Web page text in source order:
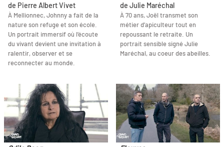
de Pierre Albert Vivet
À Mellionnec, Johnny a fait de la
nature son refuge et son école.
Un portrait immersif où l’écoute
du vivant devient une invitation à
ralentir, observer et se
reconnecter au monde.
de Julie Maréchal
À 70 ans, Joël transmet son
métier d’apiculteur tout en
repoussant le retraite. Un
portrait sensible signé Julie
Maréchal, au coeur des abeilles.